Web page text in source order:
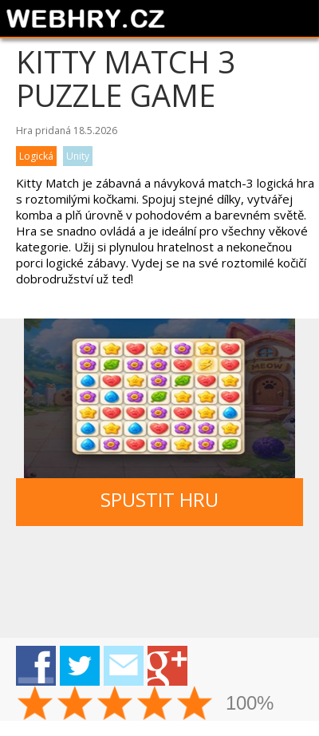
KITTY MATCH 3
PUZZLE GAME
Hra pridaná 18.5.2026
Logická
Unity
Kitty Match je zábavná a návyková match-3 logická hra
s roztomilými kočkami. Spojuj stejné dílky, vytvářej
komba a plň úrovně v pohodovém a barevném světě.
Hra se snadno ovládá a je ideální pro všechny věkové
kategorie. Užij si plynulou hratelnost a nekonečnou
porci logické zábavy. Vydej se na své roztomilé kočičí
dobrodružství už teď!
SPUSTIT HRU
100%